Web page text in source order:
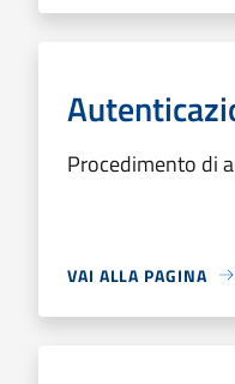
Procedimento di
VAI ALLA PAGINA